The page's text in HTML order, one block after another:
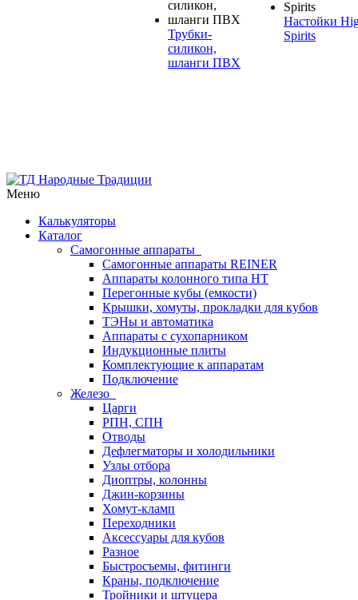
Трубки-
силикон,
шланги ПВХ
Настойки
Spirits
Меню
Калькуляторы
Каталог
Самогонные аппараты
Самогонные аппараты REINER
Аппараты колонного типа НТ
Перегонные кубы (емкости)
Крышки, хомуты, прокладки для кубов
ТЭНы и автоматика
Аппараты с сухопарником
Индукционные плиты
Комплектующие к аппаратам
Подключение
Железо
Царги
РПН, СПН
Отводы
Дефлегматоры и холодильники
Узлы отбора
Диоптры, колонны
Джин-корзины
Хомут-кламп
Переходники
Аксессуары для кубов
Разное
Быстросъемы, фитинги
Краны, подключение
Тройники и штуцера